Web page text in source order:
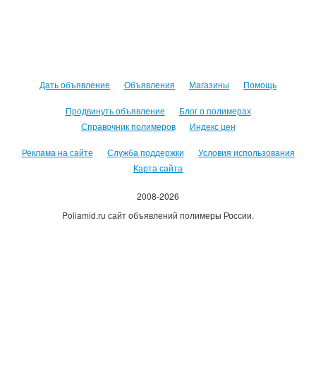
Дать объявление Объявления Магазины Помощь
Продвинуть объявление
Блог о полимерах
Справочник полимеров
Индекс цен
Реклама на сайте Служба поддержки
Условия использования
Карта сайта
2008-2026
Poliamid.ru сайт объявлений полимеры России.